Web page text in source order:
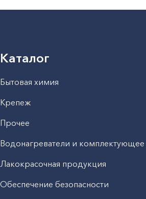
Каталог
Бытовая химия
Крепеж
Прочее
Водонагреватели и комплектующее
Лакокрасочная продукция
Обеспечение безопасности